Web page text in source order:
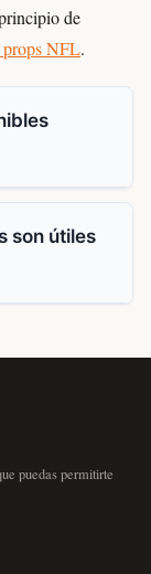
de
props NFL.
son útiles
puedas permitirte